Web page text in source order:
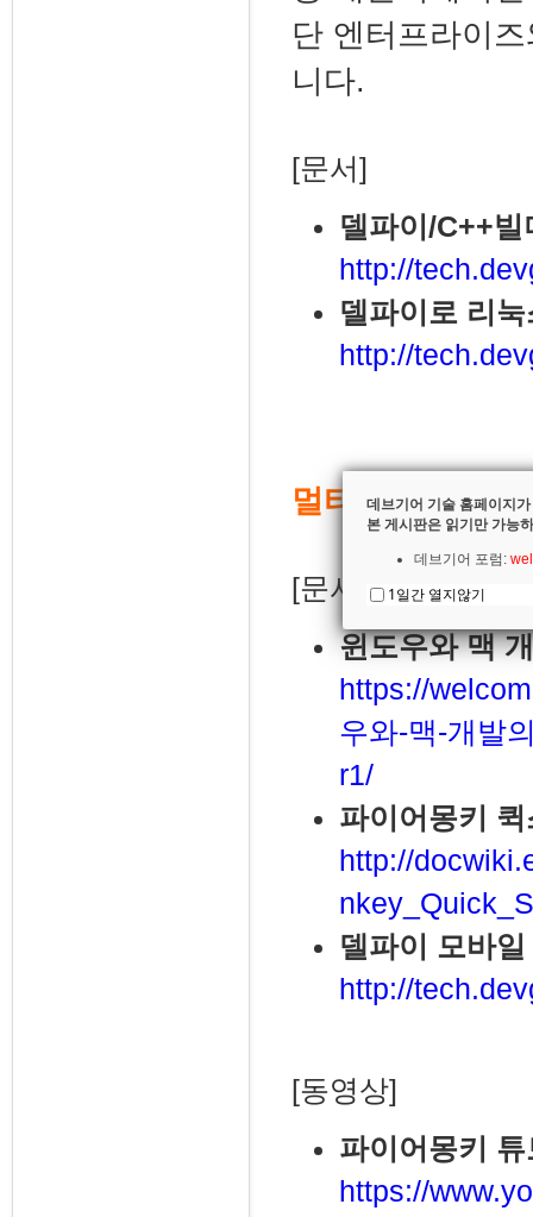
단 엔터프라이
니다.
[문서]
델파이/C++
http://
델파이로 리
http://
멀티-디바이스
[문서]
윈도우와 맥
https://
우와-맥-개발
r1/
파이어몽키
http://
델파이 모바
http://
[동영상]
파이어몽키
https://
데브기어 기술 홈페이지
본 게시판은 읽기만 가능
데브기어 포럼:
1일간 열지않기